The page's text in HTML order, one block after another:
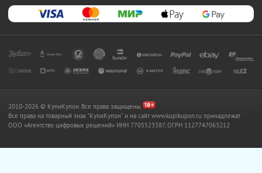
2010-2026 © КупиКупон. Все права защищены.
Все права на товарный знак "КупиКупон" и на сайт www.kupikupon.ru принадлежат
OOO «Агентство цифровых решений» ИНН 7705523387, ОГРН 1127747063212